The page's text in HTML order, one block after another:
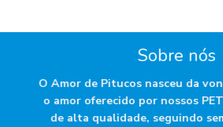
Sobre nós
O Amor de Pitucos nasceu da
o amor oferecido por nossos
de alta qualidade, seguindo